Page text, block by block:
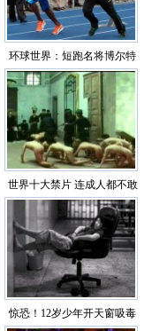
环球世界：短跑名将博尔特
与哈里王子“竞技交
世界十大禁片 连成人都不敢
看的十大禁片（图）
惊恐！12岁少年开天窗吸毒